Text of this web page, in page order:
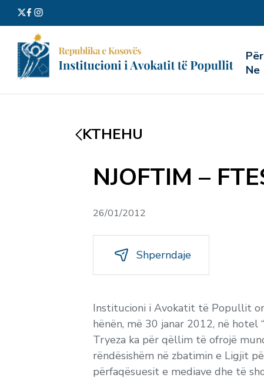
Për
Ne
KTHEHU
NJOFTIM –
26/01/2012
Shperndaje
Institucioni i Avokatit të Popullit
hënën, më 30 janar 2012, në hotel
Tryeza ka për qëllim të ofrojë
rëndësishëm në zbatimin e Ligjit
përfaqësuesit e mediave dhe të